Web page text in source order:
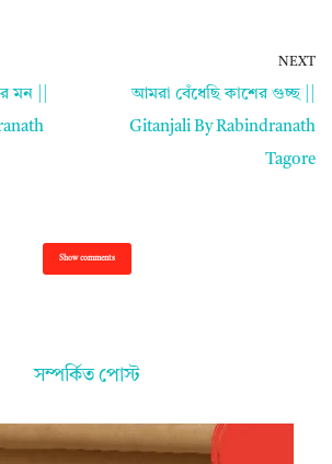
মন ||
NEXT
আমরা বেঁধেছি কাশের গুচ্ছ ||
Gitanjali By Rabindranath
Tagore
Show comments
সম্পর্কিত পোস্ট